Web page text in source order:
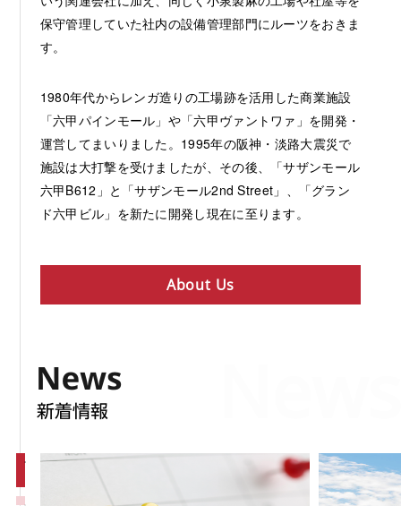
保守管理していた社内の設備管理部門にルーツをおきま
す。
1980年代からレンガ造りの工場跡を活用した商業施設
「六甲パインモール」や「六甲ヴァントワァ」を開発・
運営してまいりました。1995年の阪神・淡路大震災で
施設は大打撃を受けましたが、その後、「サザンモール
六甲B612」と「サザンモール2nd Street」、「グラン
ド六甲ビル」を新たに開発し現在に至ります。
About Us